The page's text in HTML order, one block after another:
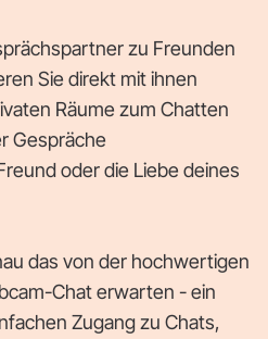
zu Freunden
Sie direkt mit ihnen
Räume zum Chatten
Gespräche
oder die Liebe deines
das von der hochwertigen
Chat erwarten - ein
Zugang zu Chats,